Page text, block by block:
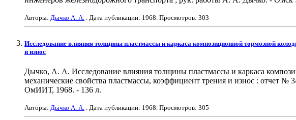
Авторы: Дычко А. А. . Дата публикации: 1968. Просмотров: 303
Исследование влияния толщины пластмассы и каркаса композиционной тормозной
и износ
Дычко, А. А. Исследование влияния толщины пластмассы и каркаса
механические свойства пластмассы, коэффициент трения и износ :
ОмИИТ, 1968. - 136 л.
Авторы: Дычко А. А. . Дата публикации: 1968 . Просмотров: 305